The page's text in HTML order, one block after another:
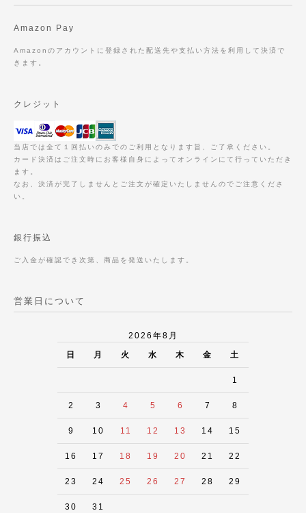
Amazon Pay
Amazonのアカウントに登録された配送先や支払い方法を利用して決済で
きます。
クレジット
当店では全て１回払いのみでのご利用となります旨、ご了承ください。
カード決済はご注文時にお客様自身によってオンラインにて行っていただき
ます。
なお、決済が完了しませんとご注文が確定いたしませんのでご注意くださ
い。
銀行振込
ご入金が確認でき次第、商品を発送いたします。
営業日について
2026年8月
日 月 火 水 木 金 土
1
2 3 4 5 6 7 8
9 10 11 12 13 14 15
16 17 18 19 20 21 22
23 24 25 26 27 28 29
30 31